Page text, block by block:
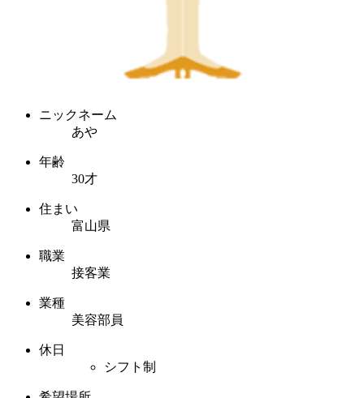
ニックネーム
あや
年齢
30才
住まい
富山県
職業
接客業
業種
美容部員
休日
シフト制